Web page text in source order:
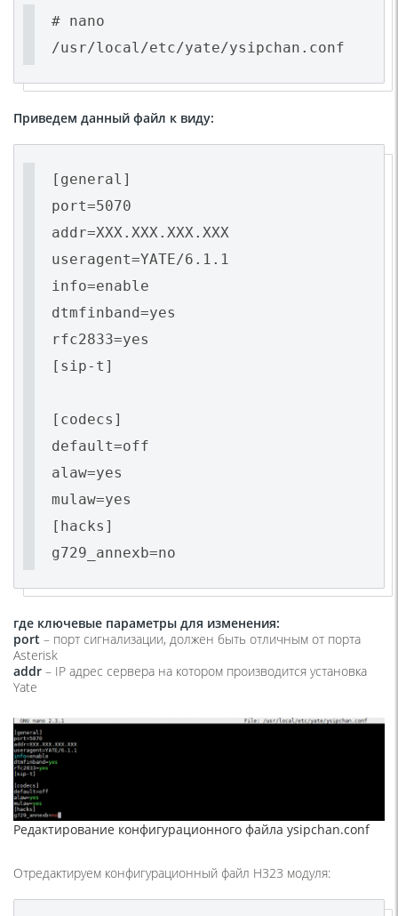
# nano
/usr/local/etc/yate/ysipchan.conf
Приведем данный файл к виду:
[general]
port=5070
addr=XXX.XXX.XXX.XXX
useragent=YATE/6.1.1
info=enable
dtmfinband=yes
rfc2833=yes
[sip-t]
[codecs]
default=off
alaw=yes
mulaw=yes
[hacks]
g729_annexb=no
где ключевые параметры для изменения:
port – порт сигнализации, должен быть отличным от порта
Asterisk
addr – IP адрес сервера на котором производится установка
Yate
Редактирование конфигурационного файла ysipchan.conf
Отредактируем конфигурационный файл H323 модуля: